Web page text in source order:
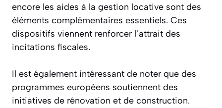
encore les aides à la gestion locative sont des
éléments complémentaires essentiels. Ces
dispositifs viennent renforcer l’attrait des
incitations fiscales.
Il est également intéressant de noter que des
programmes européens soutiennent des
initiatives de rénovation et de construction.